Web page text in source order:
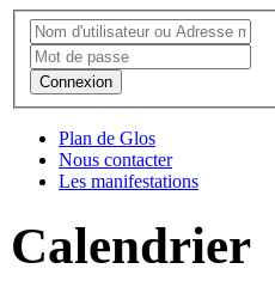
Connexion
Plan de Glos
Nous contacter
Les manifestations
Calendrier